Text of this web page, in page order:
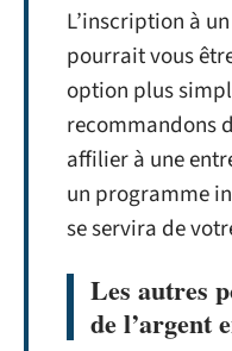
L’inscription à
pourrait vous
option plus
recommandons
affilier à une
un programme
se servira de
Les autres
de l’argent